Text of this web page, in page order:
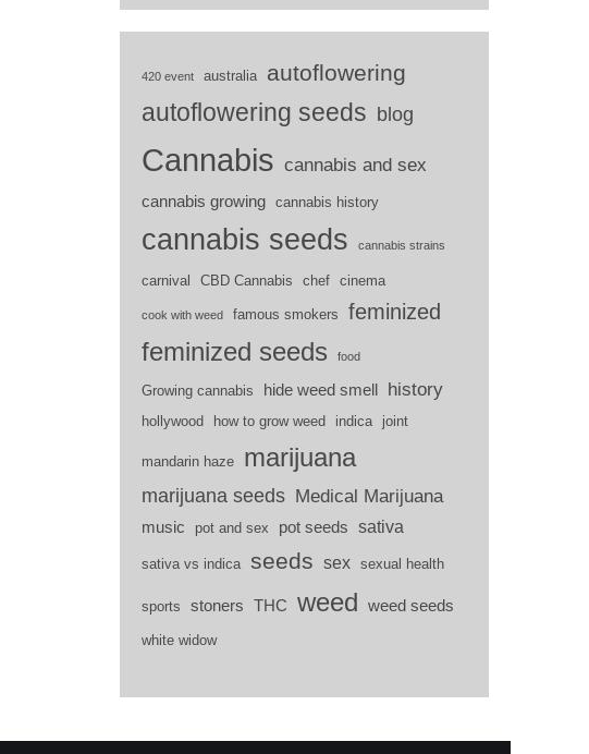
420 event australia autoflowering
autoflowering seeds blog
Cannabis cannabis and sex
cannabis growing cannabis history
cannabis seeds cannabis strains
carnival CBD Cannabis chef cinema
cook with weed famous smokers feminized
feminized seeds food
Growing cannabis hide weed smell history
hollywood how to grow weed indica joint
mandarin haze marijuana
marijuana seeds Medical Marijuana
music pot and sex pot seeds sativa
sativa vs indica seeds sex sexual health
sports stoners THC weed weed seeds
white widow